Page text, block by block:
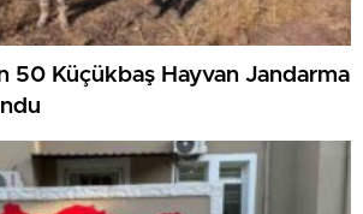
50 Küçükbaş Hayvan Jandarma